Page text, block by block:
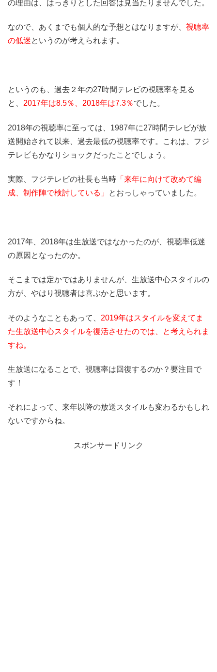
の理由は、はっきりとした回答は見当たりませんでした。
なので、あくまでも個人的な予想とはなりますが、 視聴率
の低迷というのが考えられます。
というのも、過去２年の27時間テレビの視聴率を見る
と、 2017年は8.5％、2018年は7.3％でした。
2018年の視聴率に至っては、1987年に27時間テレビが放
送開始されて以来、過去最低の視聴率です。これは、フジ
テレビもかなりショックだったことでしょう。
実際、フジテレビの社長も当時 「来年に向けて改めて編
成、制作陣で検討している」
とおっしゃっていました。
2017年、2018年は生放送ではなかったのが、視聴率低迷
の原因となったのか。
そこまでは定かではありませんが、生放送中心スタイルの
方が、やはり視聴者は喜ぶかと思います。
そのようなこともあって、 2019年はスタイルを変えてま
た生放送中心スタイルを復活させたのでは、と考えられま
すね。
生放送になることで、視聴率は回復するのか？要注目で
す！
それによって、来年以降の放送スタイルも変わるかもしれ
ないですからね。
スポンサードリンク